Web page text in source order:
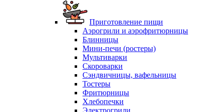
Приготовление пищи
Аэрогрили и аэрофритюрницы
Блинницы
Мини-печи (ростеры)
Мультиварки
Скороварки
Сэндвичницы, вафельницы
Тостеры
Фритюрницы
Хлебопечки
Электрогрили